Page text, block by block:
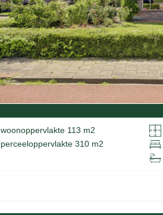
woonoppervlakte 113 m2
perceeloppervlakte 310 m2